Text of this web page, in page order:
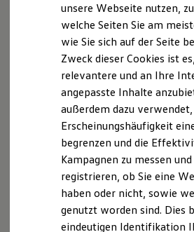
Nachhaltigkeit
Technologie
Kosten und Kauf
Kaufoptionen
E-Auto-Förderung
Software und Konnektivität
Die ID. Software 6
ID. Software
Digitale Extras
Schnittstellen zu
Hybridautos
Marke und Erlebnis
Volkswagen R und R
R-Modelle
R Experience
Driving Experience
Volkswagen entdecken
Der T-Cross
unsere Webseite nutzen,
welche Seiten Sie am
wie Sie sich auf der Seite
Zweck dieser Cookies ist
relevantere und an Ihre
angepasste Inhalte
außerdem dazu verwendet,
Erscheinungshäufigkeit
begrenzen und die
Kampagnen zu messen
registrieren, ob Sie eine
haben oder nicht, sowie
genutzt worden sind. Dies
eindeutigen Identifikation